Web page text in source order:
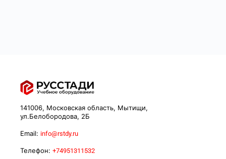
141006, Московская область, Мытищи,
ул.Белобородова, 2Б
Email: info@rstdy.ru
Телефон: +74951311532